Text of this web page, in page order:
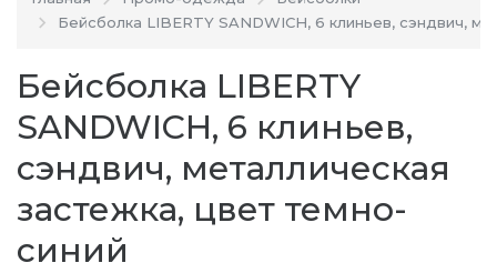
Бейсболка LIBERTY SANDWICH, 6 клиньев, сэндвич,
Бейсболка LIBERTY
SANDWICH, 6 клиньев,
сэндвич, металлическая
застежка, цвет темно-
синий